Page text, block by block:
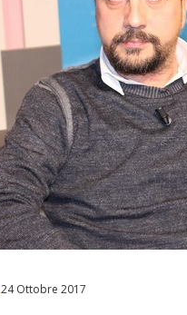
24 Ottobre 2017